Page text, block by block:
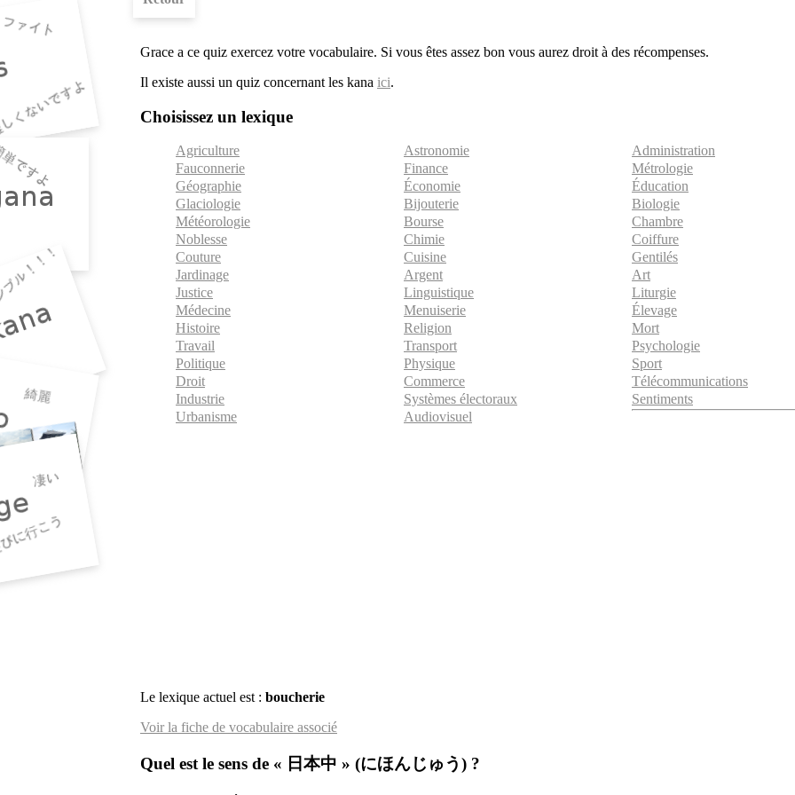
Grace a ce quiz exercez votre vocabulaire. Si vous êtes assez bon vous aurez droit à des récompenses.
Il existe aussi un quiz concernant les kana ici.
Choisissez un lexique
Agriculture Astronomie Administration
Fauconnerie
Finance Métrologie
Géographie
Économie Éducation
Glaciologie
Bijouterie Biologie
Météorologie
Bourse Chambre
Noblesse
Chimie Coiffure
Couture
Cuisine Gentilés
Jardinage
Argent Art
Justice
Linguistique Liturgie
Médecine
Menuiserie Élevage
Histoire
Religion Mort
Travail
Transport Psychologie
Politique
Physique Sport
Droit
Commerce Télécommunications
Industrie
Systèmes électoraux Sentiments
Urbanisme
Audiovisuel
Le lexique actuel est : boucherie
Voir la fiche de vocabulaire associé
Quel est le sens de « 日本中 » (にほんじゅう) ?